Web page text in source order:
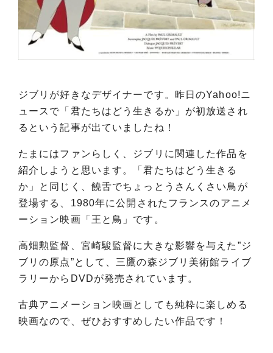
ジブリが好きなデザイナーです。昨日のYahoo!ニ
ュースで「君たちはどう生きるか」が初放送され
るという記事が出ていましたね！
たまにはファンらしく、ジブリに関連した作品を
紹介しようと思います。「君たちはどう生きる
か」と同じく、饒舌でちょっとうさんくさい鳥が
登場する、1980年に公開されたフランスのアニメ
ーション映画「王と鳥」です。
高畑勲監督、宮崎駿監督に大きな影響を与えた”ジ
ブリの原点”として、三鷹の森ジブリ美術館ライブ
ラリーからDVDが発売されています。
古典アニメーション映画としても純粋に楽しめる
映画なので、ぜひおすすめしたい作品です！